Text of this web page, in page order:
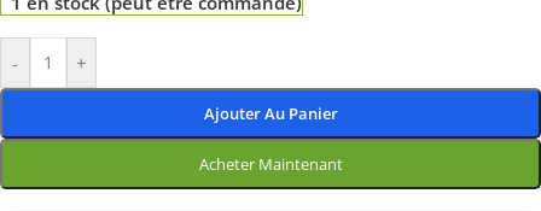
- +
Ajouter Au Panier
Acheter Maintenant